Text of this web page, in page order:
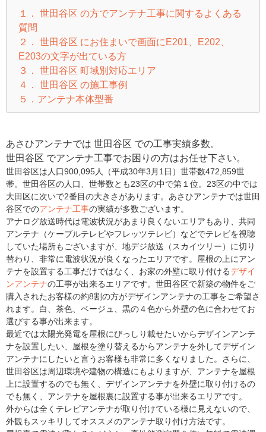
１． 世田谷区 の方でアンテナ工事に関するよくある
質問
２． 世田谷区 にお住まいで画面にE201、E202、
E203の文字が出ている方
３． 世田谷区 町域別対応エリア
４． 世田谷区 の施工事例
５．アンテナ本体型番
あさひアンテナでは 世田谷区 での工事実績多数。
世田谷区 でアンテナ工事でお困りの方はお任せ下さい。
世田谷区は人口900,095人（平成30年3月1日）世帯数472,859世
帯。世田谷区の人口、世帯数とも23区の中で第１位。23区の中では
大田区に次いで2番目の大きさがあります。あさひアンテナでは世田
谷区でのアンテナ工事の実績が多数ございます。
アナログ放送時代は電波状況があまり良くないエリアもあり、共同
アンテナ（ケーブルテレビやフレッツテレビ）などでテレビを視聴
していた場所もございますが、地デジ放送（スカイツリー）に切り
替わり、非常に電波状況が良くなったエリアです。屋根の上にアン
テナを設置する工事だけではなく、お家の外壁に取り付けるデザイ
ンアンテナの工事が出来るエリアです。世田谷区で新築の物件をご
購入されたお客様の約8割の方がデザインアンテナの工事をご希望さ
れます。白、茶色、ベージュ、黒の４色から外壁の色に合わせてお
選びする事が出来ます。
最近では太陽光発電を屋根にびっしり載せたいからデザインアンテ
ナを設置したい、屋根を塗り替えるからアンテナを外してデザイン
アンテナにしたいと言うお客様も非常に多くなりました。さらに、
世田谷区は周辺環境や建物の構造にもよりますが、アンテナを屋根
上に設置するのでも無く、デザインアンテナを外壁に取り付けるの
でも無く、アンテナを屋根裏に設置する事が出来るエリアです。
外からは全くテレビアンテナが取り付けている様に見えないので、
外観もスッキリしてオススメのアンテナ取り付け方法です。